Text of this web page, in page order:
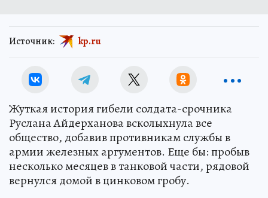
Источник: kp.ru
Жуткая история гибели солдата-срочника
Руслана Айдерханова всколыхнула все
общество, добавив противникам службы в
армии железных аргументов. Еще бы: пробыв
несколько месяцев в танковой части, рядовой
вернулся домой в цинковом гробу.